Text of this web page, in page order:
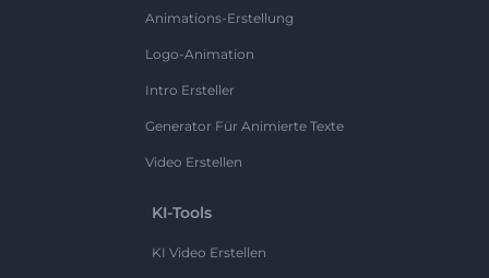
Animations-Erstellung
Logo-Animation
Intro Ersteller
Generator Für Animierte Texte
Video Erstellen
KI-Tools
KI Video Erstellen